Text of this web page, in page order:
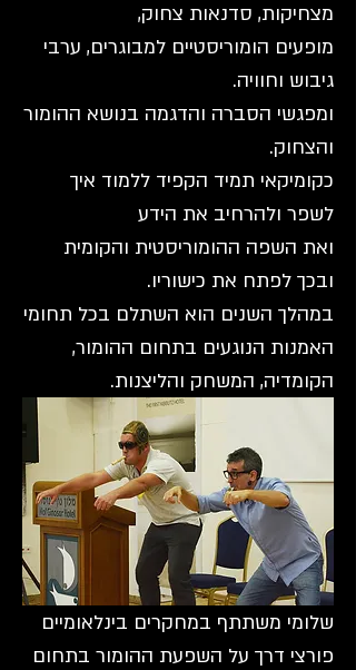
מצחיקות, סדנאות צחוק,
מופעים הומוריסטיים למבוגרים, ערבי
גיבוש וחוויה.
ומפגשי הסברה והדגמה בנושא ההומור
והצחוק.
כקומיקאי תמיד הקפיד ללמוד איך
לשפר ולהרחיב את הידע
ואת השפה ההומוריסטית והקומית
ובכך לפתח את כישוריו.
במהלך השנים הוא השתלם בכל תחומי
האמנות הנוגעים בתחום ההומור,
הקומדיה, המשחק והליצנות.
שלומי משתתף במחקרים בינלאומיים
פורצי דרך על השפעת ההומור בתחום